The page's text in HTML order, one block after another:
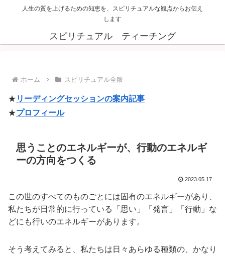
人生の質を上げるための知恵を、スピリチュアルな観点からお伝え
します
スピリチュアル ティーチング
ホーム スピリチュアル全般
★ リーディングセッションの案内記事
★プロフィール
思うことのエネルギーが、行動のエネルギ
ーの方向をつくる
2023.05.17
この世のすべてのものごとには固有のエネルギーがあり、
私たちが日常的に行っている「思い」「発言」「行動」な
どにも行いのエネルギーがあります。
そう考えてみると、私たちは日々あらゆる種類の、かなり